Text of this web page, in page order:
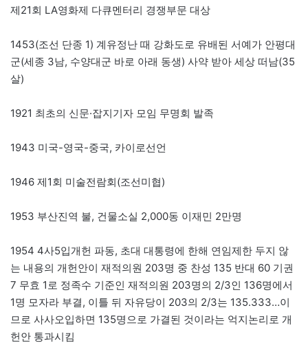
제21회 LA영화제 다큐멘터리 경쟁부문 대상
1453(조선 단종 1) 계유정난 때 강화도로 유배된 서예가 안평대
군(세종 3남, 수양대군 바로 아래 동생) 사약 받아 세상 떠남(35
살)
1921 최초의 신문·잡지기자 모임 무명회 발족
1943 미국-영국-중국, 카이로선언
1946 제1회 미술전람회(조선미협)
1953 부산진역 불, 건물소실 2,000동 이재민 2만명
1954 4사5입개헌 파동, 초대 대통령에 한해 연임제한 두지 않
는 내용의 개헌안이 재적의원 203명 중 찬성 135 반대 60 기권
7 무효 1로 정족수 기준인 재적의원 203명의 2/3인 136명에서
1명 모자라 부결, 이틀 뒤 자유당이 203의 2/3는 135.333…이
므로 사사오입하면 135명으로 가결된 것이라는 억지논리로 개
헌안 통과시킴